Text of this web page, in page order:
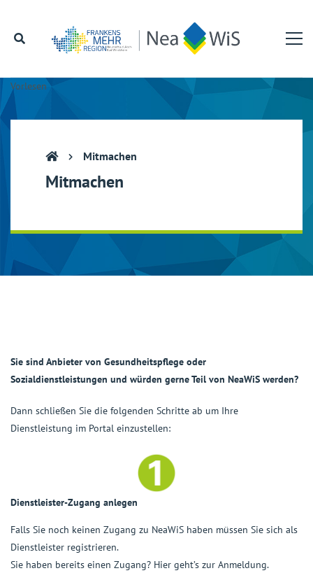
Vorlesen
Mitmachen
Mitmachen
Sie sind Anbieter von Gesundheitspflege oder
Sozialdienstleistungen und würden gerne Teil von NeaWiS werden?
Dann schließen Sie die folgenden Schritte ab um Ihre
Dienstleistung im Portal einzustellen:
Dienstleister-Zugang anlegen
Falls Sie noch keinen Zugang zu NeaWiS haben müssen Sie sich als
Dienstleister registrieren.
Sie haben bereits einen Zugang? Hier geht’s zur Anmeldung.